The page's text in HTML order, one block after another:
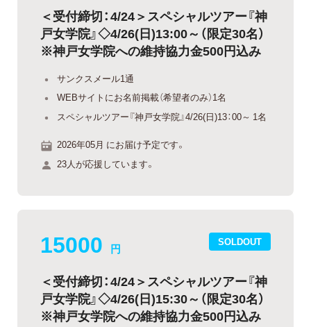
＜受付締切：4/24＞スペシャルツアー『神
戸女学院』◇4/26(日)13:00～（限定30名）
※神戸女学院への維持協力金500円込み
サンクスメール1通
WEBサイトにお名前掲載（希望者のみ）1名
スペシャルツアー『神戸女学院』4/26(日)13：00～ 1名
2026年05月 にお届け予定です。
23人が応援しています。
SOLDOUT
15000 円
＜受付締切：4/24＞スペシャルツアー『神
戸女学院』◇4/26(日)15:30～（限定30名）
※神戸女学院への維持協力金500円込み